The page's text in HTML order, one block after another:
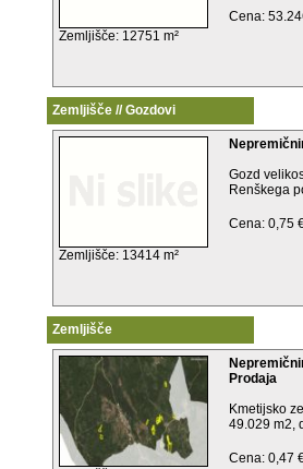
Zemljišče: 12751 m²
Cena:
Zemljišče // Gozdovi
Zemljišče: 13414 m²
Gozd
Renškega
Cena: 0,75
Zemljišče
Prodaja
Kmetijsko
49.029 m2,
Cena: 0,47